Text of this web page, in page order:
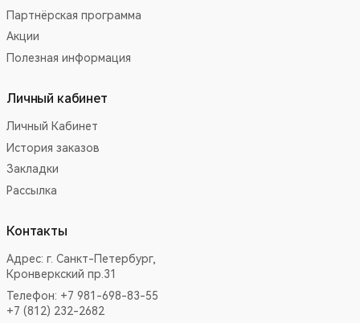
Партнёрская программа
Акции
Полезная информация
Личный кабинет
Личный Кабинет
История заказов
Закладки
Рассылка
Контакты
Адрес: г. Санкт-Петербург,
Кронверкский пр.31
Телефон: +7 981-698-83-55
+7 (812) 232-2682